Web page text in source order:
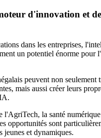
d'innovation et
dans les entreprises,
un potentiel énorme pour
peuvent non seulement
mais aussi créer leurs
l'AgriTech, la santé
opportunités sont
jeunes et dynamiques.